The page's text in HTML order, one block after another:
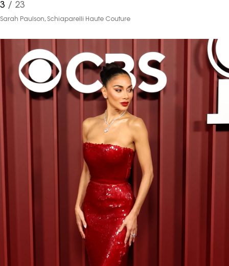
3 / 23
Sarah Paulson, Schiaparelli Haute Couture